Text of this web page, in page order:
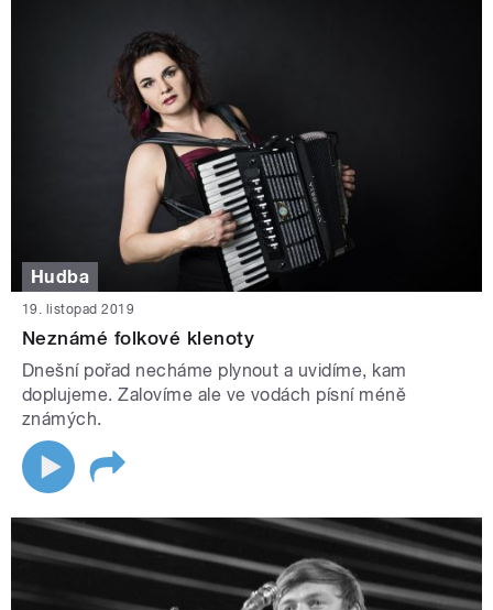
Hudba
19. listopad 2019
Neznámé folkové klenoty
Dnešní pořad necháme plynout a uvidíme, kam
doplujeme. Zalovíme ale ve vodách písní méně
známých.